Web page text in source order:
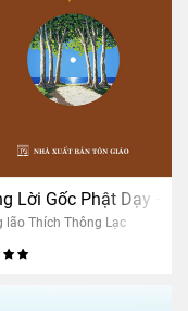
Lời Gốc Phật Dạy –
lão Thích Thông Lạc